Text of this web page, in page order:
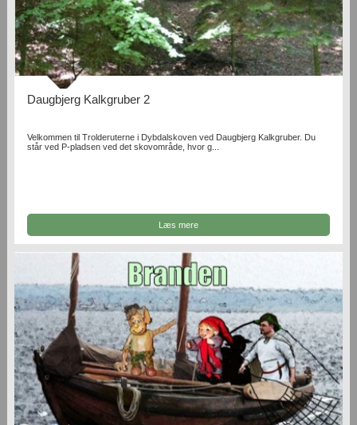
Daugbjerg Kalkgruber 2
Velkommen til Trolderuterne i Dybdalskoven ved Daugbjerg Kalkgruber. Du
står ved P-pladsen ved det skovområde, hvor g...
Læs mere